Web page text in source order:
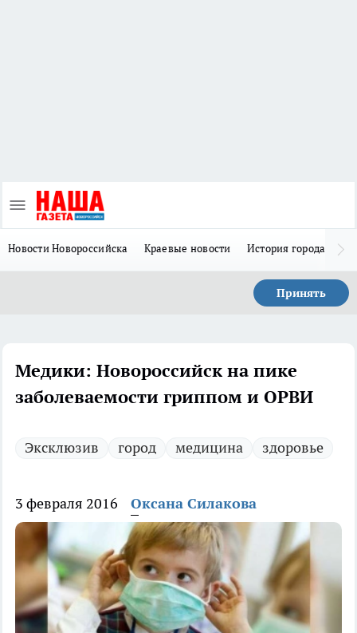
Новости Новороссийска Краевые новости История города Н
Принять
Медики: Новороссийск на пике
заболеваемости гриппом и ОРВИ
Эксклюзив город медицина здоровье
3 февраля 2016 Оксана Силакова